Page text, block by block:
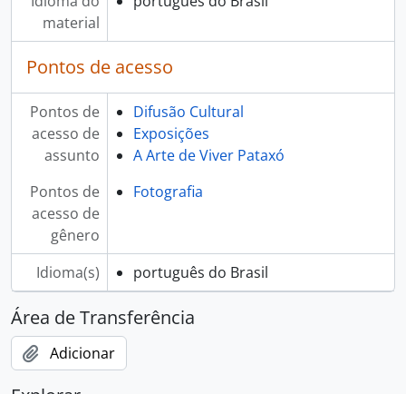
material
Pontos de acesso
Pontos de
acesso de
assunto
Difusão Cultural
Exposições
A Arte de Viver Pataxó
Pontos de
acesso de
gênero
Fotografia
Idioma(s) português do Brasil
Área de Transferência
Adicionar